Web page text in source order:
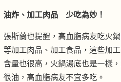
油炸、加工肉品 少吃為妙！
張斯蘭也提醒，高血脂病友吃火
等加工肉品、加工食品，這些加
含量也很高，火鍋湯底也是一樣
很油，高血脂病友不宜多吃。